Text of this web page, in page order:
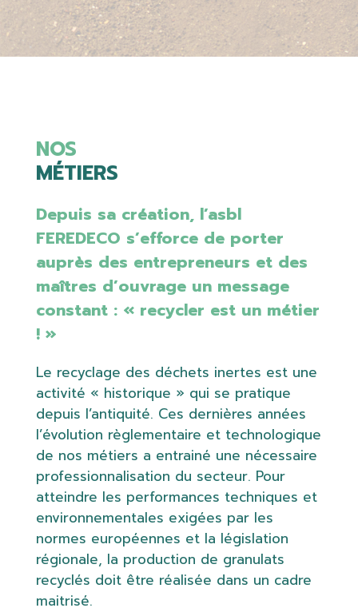
NOS
MÉTIERS
Depuis sa création, l’asbl
FEREDECO s’efforce de porter
auprès des entrepreneurs et des
maîtres d’ouvrage un message
constant : « recycler est un métier
! »
Le recyclage des déchets inertes est une
activité « historique » qui se pratique
depuis l’antiquité. Ces dernières années
l’évolution règlementaire et technologique
de nos métiers a entrainé une nécessaire
professionnalisation du secteur. Pour
atteindre les performances techniques et
environnementales exigées par les
normes européennes et la législation
régionale, la production de granulats
recyclés doit être réalisée dans un cadre
maitrisé.